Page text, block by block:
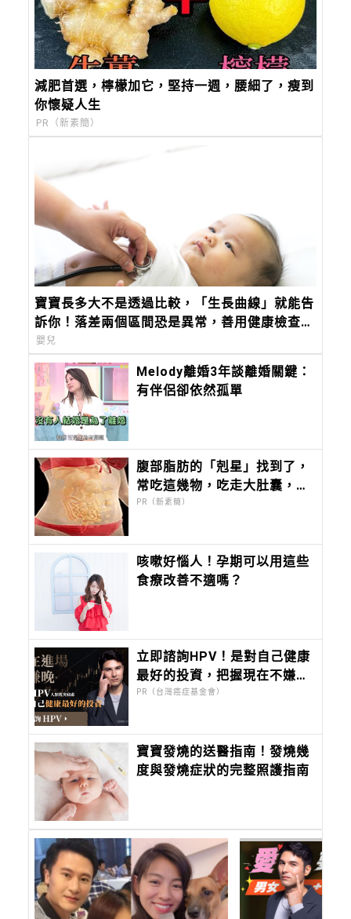
減肥首選，檸檬加它，堅持一週，腰細了，瘦到
你懷疑人生
PR（新素簡）
寶寶長多大不是透過比較，「生長曲線」就能告
訴你！落差兩個區間恐是異常，善用健康檢查定
期觀察寶寶健康
嬰兒
Melody離婚3年談離婚關鍵：
有伴侶卻依然孤單
腹部脂肪的「剋星」找到了，
常吃這幾物，吃走大肚囊，瘦
出小蠻腰
PR（新素簡）
咳嗽好惱人！孕期可以用這些
食療改善不適嗎？
立即諮詢HPV！是對自己健康
最好的投資，把握現在不嫌
晚！
PR（台灣癌症基金會）
寶寶發燒的送醫指南！發燒幾
度與發燒症狀的完整照護指南